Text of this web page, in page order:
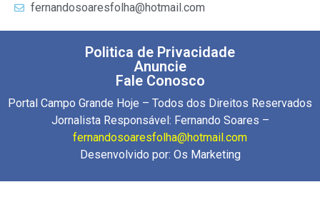
fernandosoaresfolha@hotmail.com
Politica de Privacidade
Anuncie
Fale Conosco
Portal Campo Grande Hoje – Todos dos Direitos Reservados
Jornalista Responsável: Fernando Soares –
fernandosoaresfolha@hotmail.com
Desenvolvido por: Os Marketing